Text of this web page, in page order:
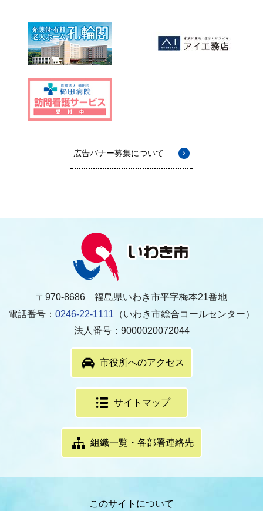
広告バナー募集について
〒970-8686 福島県いわき市平字梅本21番地
電話番号： 0246-22-1111 （いわき市総合コールセンター）
法人番号：9000020072044
市役所へのアクセス
サイトマップ
組織一覧・各部署連絡先
このサイトについて